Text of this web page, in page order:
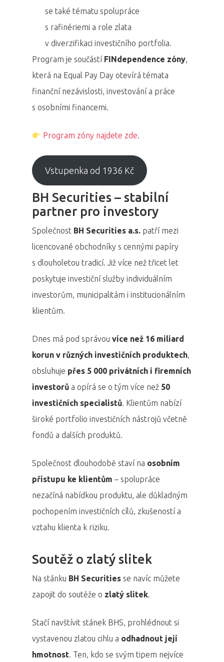
se také tématu spolupráce
s rafinériemi a role zlata
v diverzifikaci investičního portfolia.
Program je součástí FINdependence zóny,
která na Equal Pay Day otevírá témata
finanční nezávislosti, investování a práce
s osobními financemi.
Program zóny najdete zde.
Vstupenka od 1936 Kč
BH Securities – stabilní
partner pro investory
Společnost BH Securities a.s. patří mezi
licencované obchodníky s cennými papíry
s dlouholetou tradicí. Již více než třicet let
poskytuje investiční služby individuálním
investorům, municipalitám i institucionálním
klientům.
Dnes má pod správou více než 16 miliard
korun v různých investičních produktech,
obsluhuje přes 5 000 privátních i firemních
investorů a opírá se o tým více než 50
investičních specialistů. Klientům nabízí
široké portfolio investičních nástrojů včetně
fondů a dalších produktů.
Společnost dlouhodobě staví na osobním
přístupu ke klientům – spolupráce
nezačíná nabídkou produktu, ale důkladným
pochopením investičních cílů, zkušeností a
vztahu klienta k riziku.
Soutěž o zlatý slitek
Na stánku BH Securities se navíc můžete
zapojit do soutěže o zlatý slitek.
Stačí navštívit stánek BHS, prohlédnout si
vystavenou zlatou cihlu a odhadnout její
hmotnost. Ten, kdo se svým tipem nejvíce